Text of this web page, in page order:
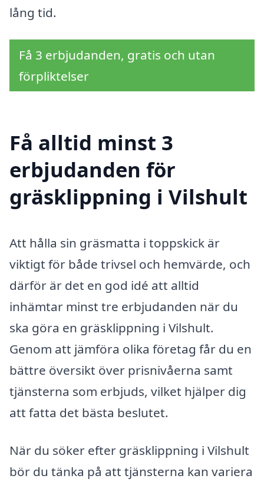
lång tid.
Få 3 erbjudanden, gratis och utan
förpliktelser
Få alltid minst 3
erbjudanden för
gräsklippning i Vilshult
Att hålla sin gräsmatta i toppskick är
viktigt för både trivsel och hemvärde, och
därför är det en god idé att alltid
inhämtar minst tre erbjudanden när du
ska göra en gräsklippning i Vilshult.
Genom att jämföra olika företag får du en
bättre översikt över prisnivåerna samt
tjänsterna som erbjuds, vilket hjälper dig
att fatta det bästa beslutet.
När du söker efter gräsklippning i Vilshult
bör du tänka på att tjänsterna kan variera